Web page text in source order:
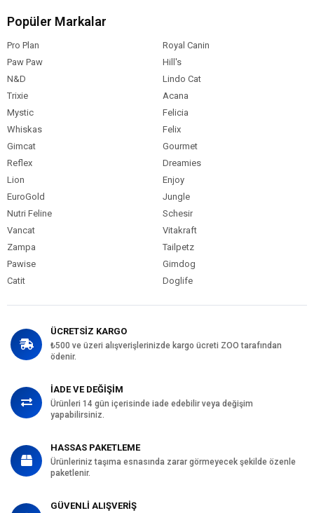
Popüler Markalar
Pro Plan
Royal Canin
Paw Paw
Hill's
N&D
Lindo Cat
Trixie
Acana
Mystic
Felicia
Whiskas
Felix
Gimcat
Gourmet
Reflex
Dreamies
Lion
Enjoy
EuroGold
Jungle
Nutri Feline
Schesir
Vancat
Vitakraft
Zampa
Tailpetz
Pawise
Gimdog
Catit
Doglife
ÜCRETSİZ KARGO
₺500 ve üzeri alışverişlerinizde kargo ücreti ZOO tarafından
ödenir.
İADE VE DEĞİŞİM
Ürünleri 14 gün içerisinde iade edebilir veya değişim
yapabilirsiniz.
HASSAS PAKETLEME
Ürünleriniz taşıma esnasında zarar görmeyecek şekilde özenle
paketlenir.
GÜVENLİ ALIŞVERİŞ